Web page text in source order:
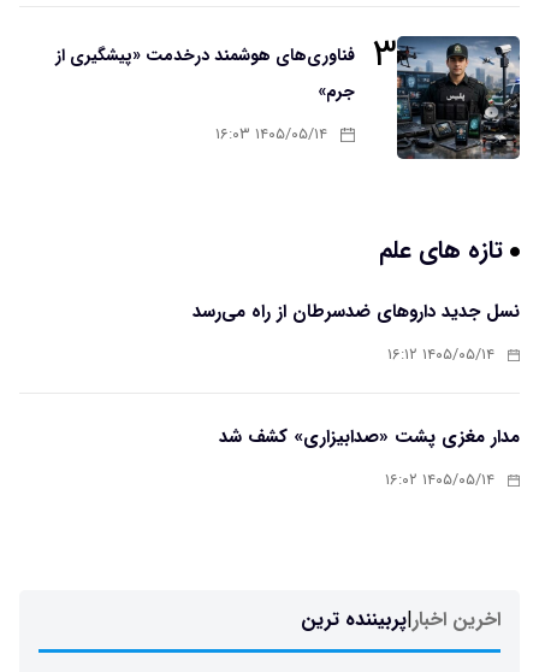
۳
فناوری‌های هوشمند درخدمت «پیشگیری از
جرم»
۱۴۰۵/۰۵/۱۴ ۱۶:۰۳
تازه های علم
نسل جدید داروهای ضدسرطان از راه می‌رسد
۱۴۰۵/۰۵/۱۴ ۱۶:۱۲
مدار مغزی پشت «صدابیزاری» کشف شد
۱۴۰۵/۰۵/۱۴ ۱۶:۰۲
اخرین اخبار|پربیننده ترین